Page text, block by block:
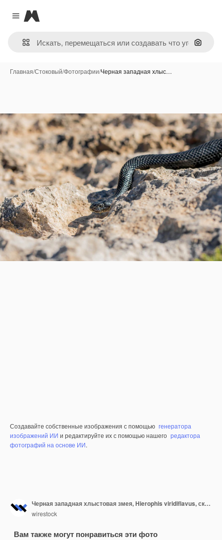
Close menu
Magnific
Поиск
Главная/Стоковый/Фотографии/Черная западная хлыс…
Создавайте собственные изображения с помощью генератора
изображений ИИ и редактируйте их с помощью нашего редактора
фотографий на основе ИИ.
Черная западная хлыстовая змея, Hierophis viridiflavus, скользящая по скалам и сухой растительности на Мальте
wirestock
Вам также могут понравиться эти фото